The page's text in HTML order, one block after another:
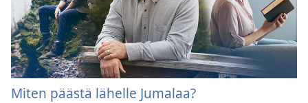
Miten päästä lähelle Jumalaa?